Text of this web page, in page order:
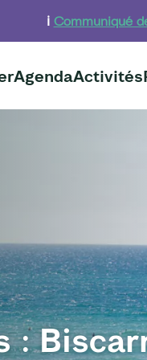
ℹ️ Communiqué
AgendaActivités
: